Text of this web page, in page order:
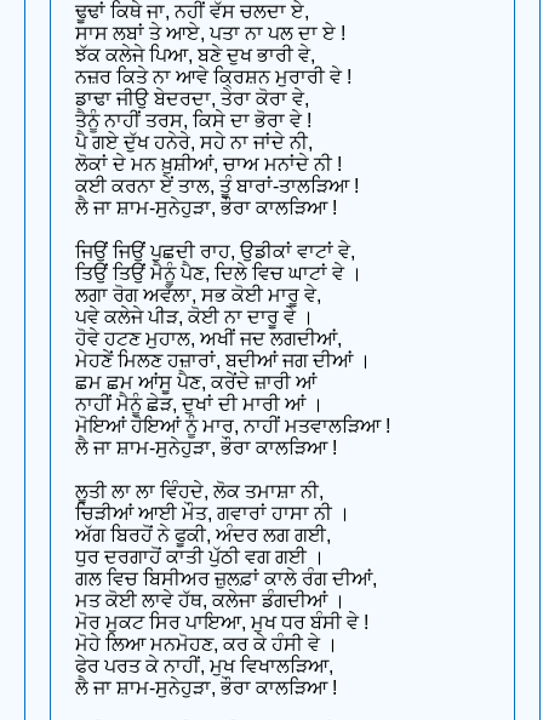
ਢੂਢਾਂ ਕਿਥੇ ਜਾ, ਨਹੀਂ ਵੱਸ ਚਲਦਾ ਏ,
ਸਾਸ ਲਬਾਂ ਤੇ ਆਏ, ਪਤਾ ਨਾ ਪਲ ਦਾ ਏ !
ਝੱਕ ਕਲੇਜੇ ਪਿਆ, ਬਣੇ ਦੁਖ ਭਾਰੀ ਵੇ,
ਨਜ਼ਰ ਕਿਤੇ ਨਾ ਆਵੇ ਕ੍ਰਿਸ਼ਨ ਮੁਰਾਰੀ ਵੇ !
ਡਾਢਾ ਜੀਉ ਬੇਦਰਦਾ, ਤੇਰਾ ਕੋਰਾ ਵੇ,
ਤੈਨੂੰ ਨਾਹੀਂ ਤਰਸ, ਕਿਸੇ ਦਾ ਭੋਰਾ ਵੇ !
ਪੈ ਗਏ ਦੁੱਖ ਹਨੇਰੇ, ਸਹੇ ਨਾ ਜਾਂਦੇ ਨੀ,
ਲੋਕਾਂ ਦੇ ਮਨ ਖ਼ੁਸ਼ੀਆਂ, ਚਾਅ ਮਨਾਂਦੇ ਨੀ !
ਕਈ ਕਰਨਾ ਏਂ ਤਾਲ, ਤੂੰ ਬਾਰਾਂ-ਤਾਲੜਿਆ !
ਲੈ ਜਾ ਸ਼ਾਮ-ਸੁਨੇਹੁੜਾ, ਭੌਰਾ ਕਾਲੜਿਆ !
ਜਿਉਂ ਜਿਉਂ ਪੁਛਦੀ ਰਾਹ, ਉਡੀਕਾਂ ਵਾਟਾਂ ਵੇ,
ਤਿਉਂ ਤਿਉਂ ਮੈਨੂੰ ਪੈਣ, ਦਿਲੇ ਵਿਚ ਘਾਟਾਂ ਵੇ ।
ਲਗਾ ਰੋਗ ਅਵੱਲਾ, ਸਭ ਕੋਈ ਮਾਰੂ ਵੇ,
ਪਵੇ ਕਲੇਜੇ ਪੀੜ, ਕੋਈ ਨਾ ਦਾਰੂ ਵੇ ।
ਹੋਵੇ ਹਟਣ ਮੁਹਾਲ, ਅਖੀਂ ਜਦ ਲਗਦੀਆਂ,
ਮੇਹਣੇਂ ਮਿਲਣ ਹਜ਼ਾਰਾਂ, ਬਦੀਆਂ ਜਗ ਦੀਆਂ ।
ਛਮ ਛਮ ਆਂਸੂ ਪੈਣ, ਕਰੇਂਦੇ ਜ਼ਾਰੀ ਆਂ
ਨਾਹੀਂ ਮੈਨੂੰ ਛੇੜ, ਦੁਖਾਂ ਦੀ ਮਾਰੀ ਆਂ ।
ਮੋਇਆਂ ਹੋਇਆਂ ਨੂੰ ਮਾਰ, ਨਾਹੀਂ ਮਤਵਾਲੜਿਆ !
ਲੈ ਜਾ ਸ਼ਾਮ-ਸੁਨੇਹੁੜਾ, ਭੌਰਾ ਕਾਲੜਿਆ !
ਲੂਤੀ ਲਾ ਲਾ ਵਿੰਹਦੇ, ਲੋਕ ਤਮਾਸ਼ਾ ਨੀ,
ਚਿੜੀਆਂ ਆਈ ਮੌਤ, ਗਵਾਰਾਂ ਹਾਸਾ ਨੀ ।
ਅੱਗ ਬਿਰਹੋਂ ਨੇ ਫੂਕੀ, ਅੰਦਰ ਲਗ ਗਈ,
ਧੁਰ ਦਰਗਾਹੋਂ ਕਾਤੀ ਪੁੱਠੀ ਵਗ ਗਈ ।
ਗਲ ਵਿਚ ਬਿਸੀਅਰ ਜ਼ੁਲਫ਼ਾਂ ਕਾਲੇ ਰੰਗ ਦੀਆਂ,
ਮਤ ਕੋਈ ਲਾਵੇ ਹੱਥ, ਕਲੇਜਾ ਡੰਗਦੀਆਂ ।
ਮੋਰ ਮੁਕਟ ਸਿਰ ਪਾਇਆ, ਮੁਖ ਧਰ ਬੰਸੀ ਵੇ !
ਮੋਹੇ ਲਿਆ ਮਨਮੋਹਣ, ਕਰ ਕੇ ਹੰਸੀ ਵੇ ।
ਫੇਰ ਪਰਤ ਕੇ ਨਾਹੀਂ, ਮੁਖ ਵਿਖਾਲੜਿਆ,
ਲੈ ਜਾ ਸ਼ਾਮ-ਸੁਨੇਹੁੜਾ, ਭੌਰਾ ਕਾਲੜਿਆ !